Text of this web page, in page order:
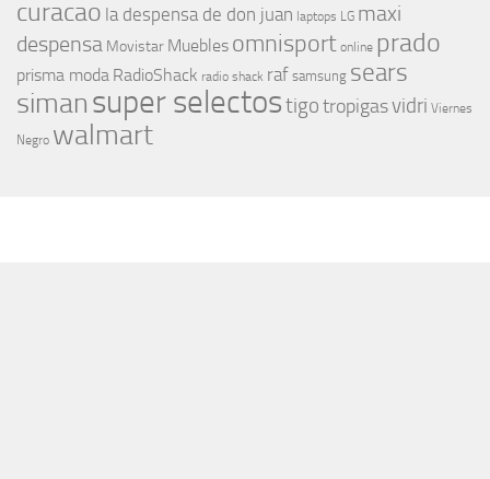
curacao la despensa de don juan laptops LG maxi
despensa Movistar Muebles omnisport online prado
prisma moda RadioShack radio shack raf samsung sears
simansuper selectostigotropigasvidri Viernes
Negro walmart